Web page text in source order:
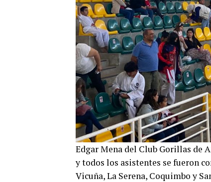
Edgar Mena del Club Gorillas de
y todos los asistentes se fueron
Vicuña, La Serena, Coquimbo y